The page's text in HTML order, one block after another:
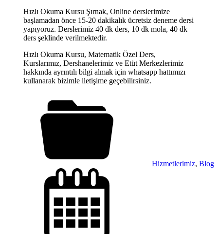
Hızlı Okuma Kursu Şırnak, Online derslerimize
başlamadan önce 15-20 dakikalık ücretsiz deneme dersi
yapıyoruz. Derslerimiz 40 dk ders, 10 dk mola, 40 dk
ders şeklinde verilmektedir.
Hızlı Okuma Kursu, Matematik Özel Ders,
Kurslarımız, Dershanelerimiz ve Etüt Merkezlerimiz
hakkında ayrıntılı bilgi almak için whatsapp hattımızı
kullanarak bizimle iletişime geçebilirsiniz.
Hizmetlerimiz, Blog